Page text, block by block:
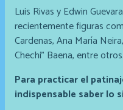
Luis Rivas y Edwin
recientemente figuras
Cardenas, Ana María
Chechi" Baena, entre otros.
Para practicar el
indispensable saber lo